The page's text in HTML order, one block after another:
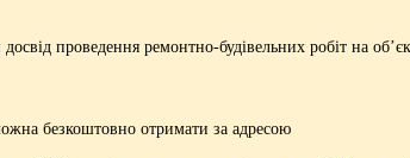
проведення ремонтно-будівельних робіт на
безкоштовно отримати за адресою